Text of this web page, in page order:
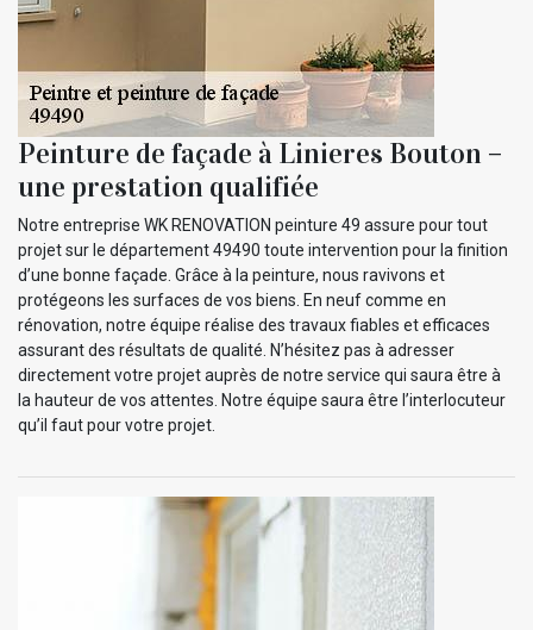
Peinture de façade à Linieres Bouton –
une prestation qualifiée
Notre entreprise WK RENOVATION peinture 49 assure pour tout
projet sur le département 49490 toute intervention pour la finition
d’une bonne façade. Grâce à la peinture, nous ravivons et
protégeons les surfaces de vos biens. En neuf comme en
rénovation, notre équipe réalise des travaux fiables et efficaces
assurant des résultats de qualité. N’hésitez pas à adresser
directement votre projet auprès de notre service qui saura être à
la hauteur de vos attentes. Notre équipe saura être l’interlocuteur
qu’il faut pour votre projet.